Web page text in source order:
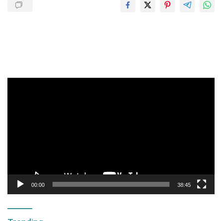
00:00 38:45